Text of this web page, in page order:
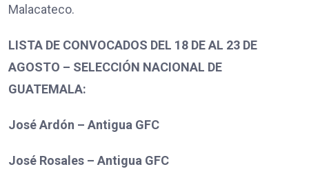
Malacateco.
LISTA DE CONVOCADOS DEL 18 DE AL 23 DE
AGOSTO – SELECCIÓN NACIONAL DE
GUATEMALA:
José Ardón – Antigua GFC
José Rosales – Antigua GFC